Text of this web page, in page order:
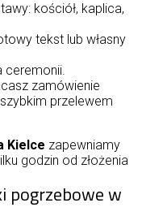
kościół, kaplica,
tekst lub własny
ceremonii.
zamówienie
przelewem
Kielce zapewniamy
godzin od złożenia
pogrzebowe w